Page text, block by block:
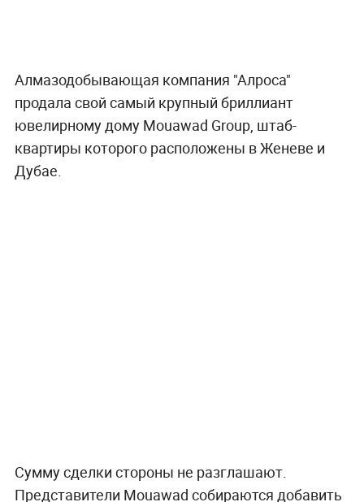
Алмазодобывающая компания "Алроса"
продала свой самый крупный бриллиант
ювелирному дому Mouawad Group, штаб-
квартиры которого расположены в Женеве и
Дубае.
Сумму сделки стороны не разглашают.
Представители Mouawad собираются добавить